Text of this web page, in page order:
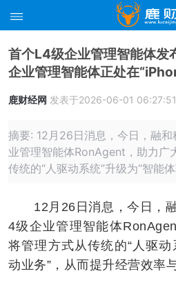
首个L4级企业管理智能体发
企业管理智能体正处在
鹿财经网 发表于2026-06-01 06:27:51
摘要: 12月26日消息，今日，融
业管理智能体RonAgent，助力广
传统的“人驱动系统”升级为“智能
12月26日消息，今日，融
4级企业管理智能体
将管理方式从传统的“人驱动
动业务”，从而提升经营效率